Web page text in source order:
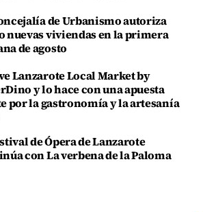
de Urbanismo autoriza
nuevas viviendas en la primera
de agosto
Lanzarote Local Market by
y lo hace con una apuesta
por la gastronomía y la artesanía
de Ópera de Lanzarote
con La verbena de la Paloma